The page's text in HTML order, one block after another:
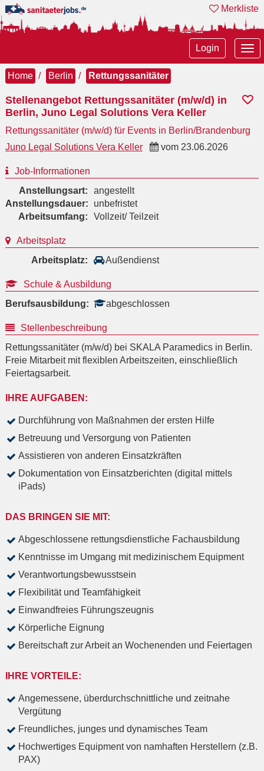
Merkliste
Login
Home Berlin Rettungssanitäter
Stellenangebot Rettungssanitäter (m/w/d) in
Berlin, Juno Legal Solutions Vera Keller
Rettungssanitäter (m/w/d) für Events in Berlin/Brandenburg
Juno Legal Solutions Vera Keller
vom 23.06.2026
Job-Informationen
Anstellungsart:
angestellt
Anstellungsdauer:
unbefristet
Arbeitsumfang:
Vollzeit/ Teilzeit
Arbeitsplatz
Arbeitsplatz:
Außendienst
Schule & Ausbildung
Berufsausbildung:
abgeschlossen
Stellenbeschreibung
Rettungssanitäter (m/w/d) bei SKALA Paramedics in Berlin.
Freie Mitarbeit mit flexiblen Arbeitszeiten, einschließlich
Feiertagsarbeit.
IHRE AUFGABEN:
Durchführung von Maßnahmen der ersten Hilfe
Betreuung und Versorgung von Patienten
Assistieren von anderen Einsatzkräften
Dokumentation von Einsatzberichten (digital mittels
iPads)
DAS BRINGEN SIE MIT:
Abgeschlossene rettungsdienstliche Fachausbildung
Kenntnisse im Umgang mit medizinischem Equipment
Verantwortungsbewusstsein
Flexibilität und Teamfähigkeit
Einwandfreies Führungszeugnis
Körperliche Eignung
Bereitschaft zur Arbeit an Wochenenden und Feiertagen
IHRE VORTEILE:
Angemessene, überdurchschnittliche und zeitnahe
Vergütung
Freundliches, junges und dynamisches Team
Hochwertiges Equipment von namhaften Herstellern (z.B.
PAX)